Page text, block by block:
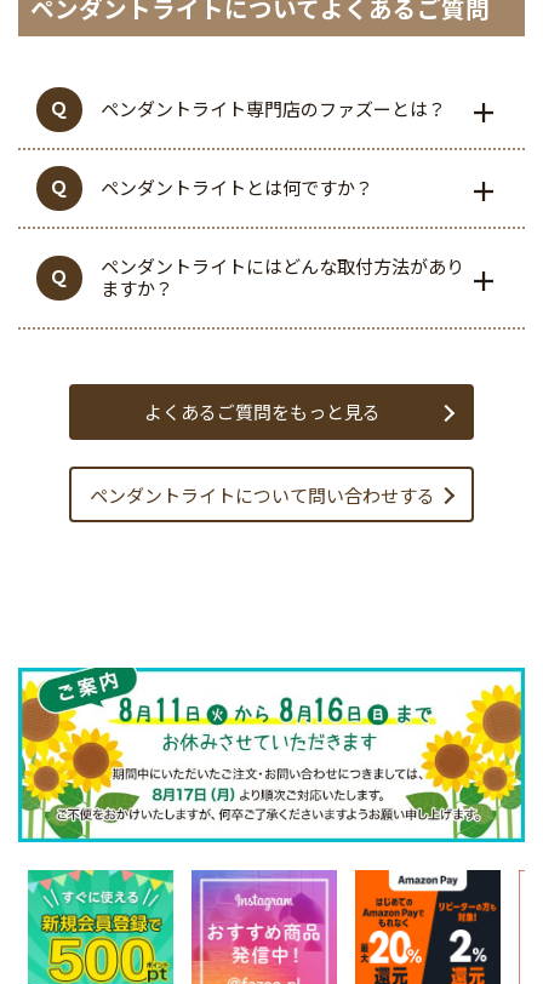
ペンダントライトについてよくあるご質問
ペンダントライト専門店のファズーとは？
ペンダントライトとは何ですか？
ペンダントライトにはどんな取付方法があり
ますか？
よくあるご質問をもっと見る
ペンダントライトについて問い合わせする